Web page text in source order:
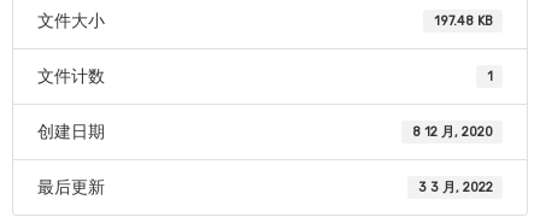
文件大小 197.48 KB
文件计数 1
创建日期 8 12 月, 2020
最后更新 3 3 月, 2022